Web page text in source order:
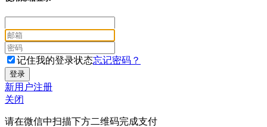
记住我的登录状态忘记密码？
新用户注册
关闭
请在微信中扫描下方二维码完成支付